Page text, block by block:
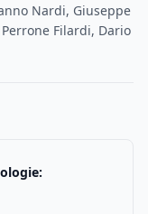
Nardi, Giuseppe
Filardi, Dario